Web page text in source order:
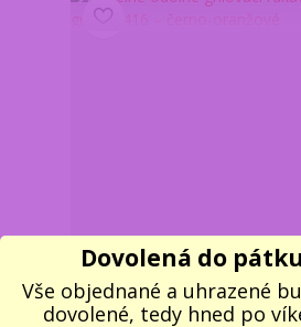
Dovolená do
Vše objednané a uhrazené
dovolené, tedy hned po